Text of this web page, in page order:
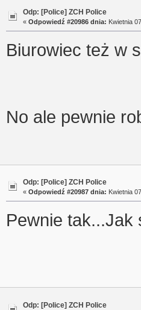
Odp: [Police] ZCH Police
« Odpowiedź #20986 dnia: Kwietnia
Biurowiec też w
No ale pewnie
Odp: [Police] ZCH Police
« Odpowiedź #20987 dnia: Kwietnia
Pewnie tak...Jak
Odp: [Police] ZCH Police